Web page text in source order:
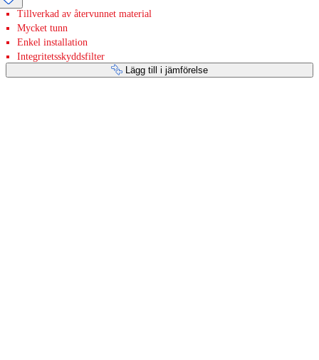
Tillverkad av återvunnet material
Mycket tunn
Enkel installation
Integritetsskyddsfilter
Lägg till i jämförelse